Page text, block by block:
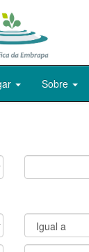
Sobre